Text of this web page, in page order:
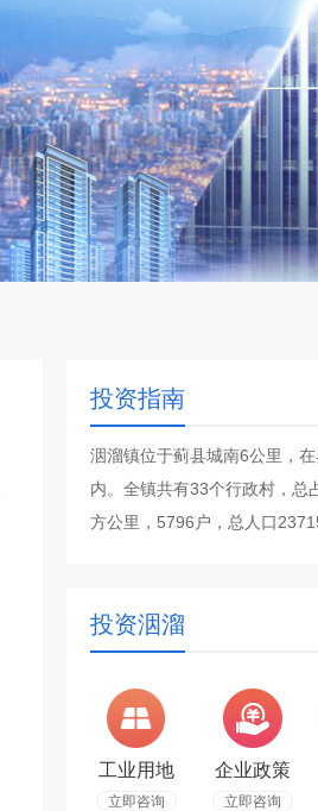
投资指南
洇溜镇位于蓟县城南6公里，
内。全镇共有33个行政村，总
方公里，5796户，总人口
投资洇溜
工业用地
立即咨询
企业政策
立即咨询